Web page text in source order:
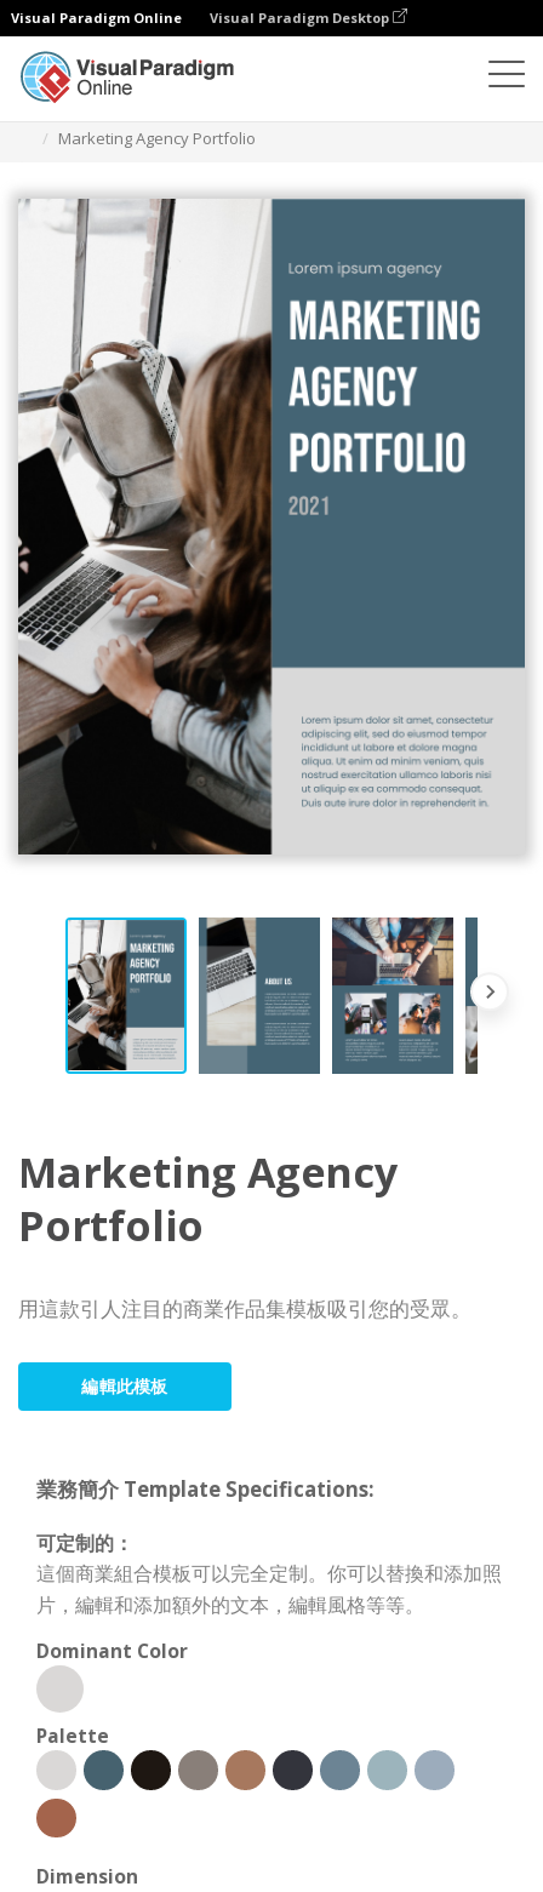
Visual Paradigm Online Visual Paradigm Desktop
Marketing Agency Portfolio
Marketing Agency
Portfolio
用這款引人注目的商業作品集模板吸引您的受眾。
編輯此模板
業務簡介 Template Specifications:
可定制的：
這個商業組合模板可以完全定制。你可以替換和添加照
片，編輯和添加額外的文本，編輯風格等等。
Dominant Color
Palette
Dimension